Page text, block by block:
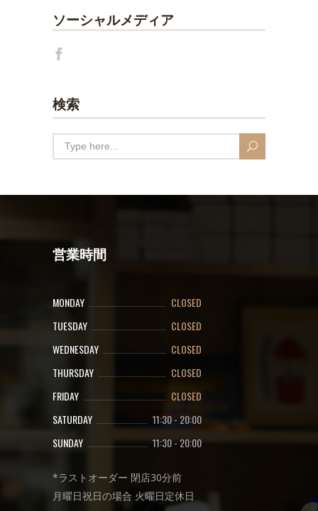
ソーシャルメディア
検索
営業時間
MONDAY
CLOSED
TUESDAY
CLOSED
WEDNESDAY
CLOSED
THURSDAY
CLOSED
FRIDAY
CLOSED
SATURDAY
11:30- 20:00
SUNDAY
11:30-20:00
*ラストオーダー 閉店30分前
月曜日祝日の場合 火曜日定休日